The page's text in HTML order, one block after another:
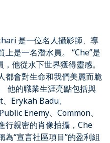
是一位名人攝影師、導
是一名潛水員。 “Che”是
他從水下世界獲得靈感。
都會對生命和我們美麗而脆
他的職業生涯亮點包括與
Erykah Badu、
Enemy、Common、
行親密的肖像拍攝，Che
“宣言社區項目”的盈利組